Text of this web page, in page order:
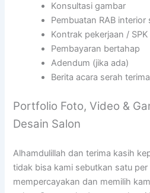
Konsultasi gambar
Pembuatan RAB interior
Kontrak pekerjaan / SPK
Pembayaran bertahap
Adendum (jika ada)
Berita acara serah
Portfolio Foto, Video &
Desain Salon
Alhamdulillah dan terima kasih
tidak bisa kami sebutkan satu
mempercayakan dan memilih